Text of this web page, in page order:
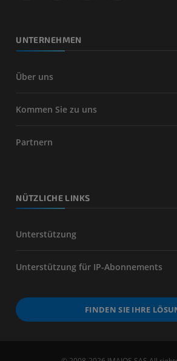
UNTERNEHMEN
Über uns
Kommen Sie zu uns
Partnern
NÜTZLICHE LINKS
Unterstützung
Unterstützung für IP-Abonnements
FINDEN SIE IHRE